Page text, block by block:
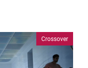
Crossover